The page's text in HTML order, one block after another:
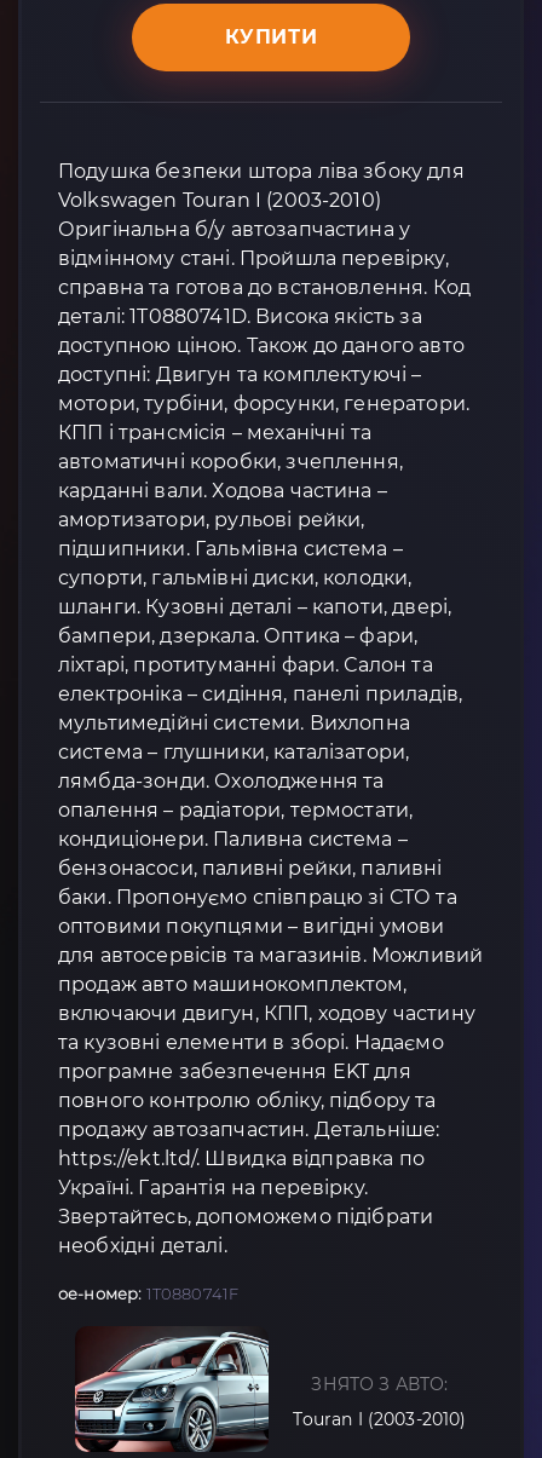
КУПИТИ
Подушка безпеки штора ліва збоку для
Volkswagen Touran I (2003-2010)
Оригінальна б/у автозапчастина у
відмінному стані. Пройшла перевірку,
справна та готова до встановлення. Код
деталі: 1T0880741D. Висока якість за
доступною ціною. Також до даного авто
доступні: Двигун та комплектуючі –
мотори, турбіни, форсунки, генератори.
КПП і трансмісія – механічні та
автоматичні коробки, зчеплення,
карданні вали. Ходова частина –
амортизатори, рульові рейки,
підшипники. Гальмівна система –
супорти, гальмівні диски, колодки,
шланги. Кузовні деталі – капоти, двері,
бампери, дзеркала. Оптика – фари,
ліхтарі, протитуманні фари. Салон та
електроніка – сидіння, панелі приладів,
мультимедійні системи. Вихлопна
система – глушники, каталізатори,
лямбда-зонди. Охолодження та
опалення – радіатори, термостати,
кондиціонери. Паливна система –
бензонасоси, паливні рейки, паливні
баки. Пропонуємо співпрацю зі СТО та
оптовими покупцями – вигідні умови
для автосервісів та магазинів. Можливий
продаж авто машинокомплектом,
включаючи двигун, КПП, ходову частину
та кузовні елементи в зборі. Надаємо
програмне забезпечення EKT для
повного контролю обліку, підбору та
продажу автозапчастин. Детальніше:
https://ekt.ltd/. Швидка відправка по
Україні. Гарантія на перевірку.
Звертайтесь, допоможемо підібрати
необхідні деталі.
oe-номер: 1T0880741F
ЗНЯТО З АВТО:
Touran I (2003-2010)